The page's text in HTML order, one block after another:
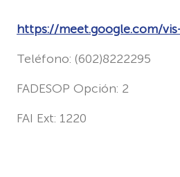
https://meet.google.com/
Teléfono: (602)8222295
FADESOP Opción: 2
FAI Ext: 1220